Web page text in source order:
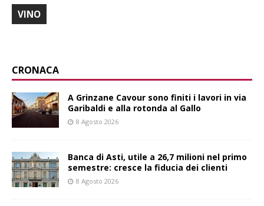
VINO
CRONACA
A Grinzane Cavour sono finiti i lavori in via
Garibaldi e alla rotonda al Gallo
8 Agosto 2026
Banca di Asti, utile a 26,7 milioni nel primo
semestre: cresce la fiducia dei clienti
8 Agosto 2026